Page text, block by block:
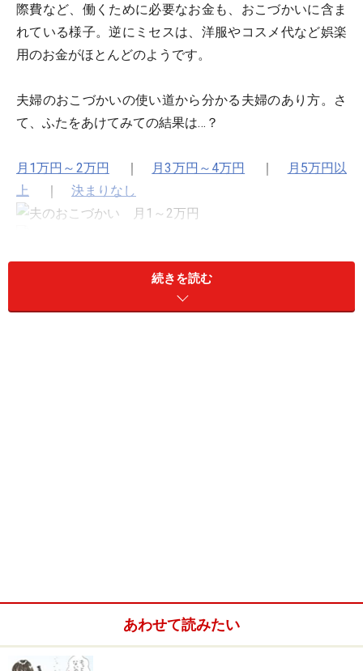
際費など、働くために必要なお金も、おこづかいに含ま
れている様子。逆にミセスは、洋服やコスメ代など娯楽
用のお金がほとんどのようです。
夫婦のおこづかいの使い道から分かる夫婦のあり方。さ
て、ふたをあけてみての結果は…？
月1万円～2万円 ｜ 月3万円～4万円 ｜
月5万円以
上 ｜ 決まりなし
夫：1万円。昼食・ビール&お菓子代。私：1万円
ようです。週に1回は、私にケーキなどのデザート
も買ってくれます。
続きを読む
あわせて読みたい